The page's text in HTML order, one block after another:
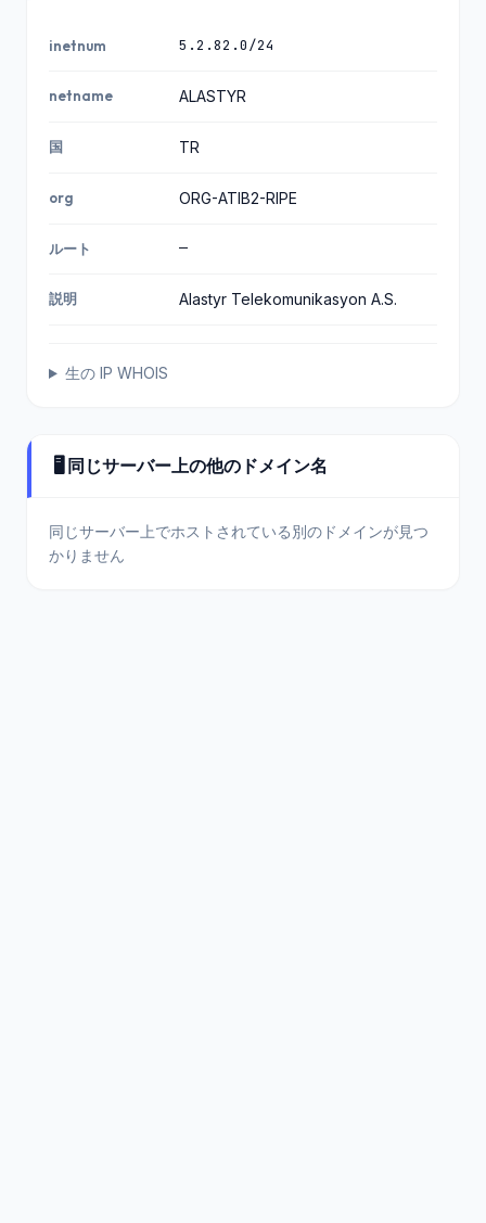
inetnum 5.2.82.0/24
netname ALASTYR
国 TR
org ORG-ATIB2-RIPE
ルート —
説明 Alastyr Telekomunikasyon A.S.
生の IP WHOIS
🖥️ 同じサーバー上の他のドメイン名
同じサーバー上でホストされている別のドメインが見つ
かりません